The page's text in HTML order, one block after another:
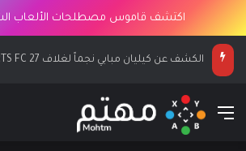
اكتشف قاموس مصطلحات الألعاب
الكشف عن كيليان مبابي نجماً لغلاف EA SPORTS FC 27
القائمة